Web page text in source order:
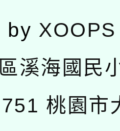
by XOOPS
溪海國民
桃園市